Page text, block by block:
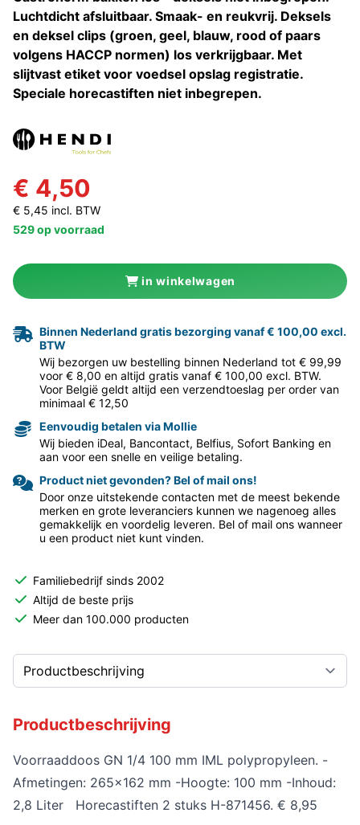
Luchtdicht afsluitbaar. Smaak- en reukvrij. Deksels
en deksel clips (groen, geel, blauw, rood of paars
volgens HACCP normen) los verkrijgbaar. Met
slijtvast etiket voor voedsel opslag registratie.
Speciale horecastiften niet inbegrepen.
€ 4,50
€ 5,45 incl. BTW
529 op voorraad
in winkelwagen
Binnen Nederland gratis bezorging vanaf € 100,00 excl.
BTW
Wij bezorgen uw bestelling binnen Nederland tot € 99,99
voor € 8,00 en altijd gratis vanaf € 100,00 excl. BTW.
Voor België geldt altijd een verzendtoeslag per order van
minimaal € 12,50
Eenvoudig betalen via Mollie
Wij bieden iDeal, Bancontact, Belfius, Sofort Banking en
aan voor een snelle en veilige betaling.
Product niet gevonden? Bel of mail ons!
Door onze uitstekende contacten met de meest bekende
merken en grote leveranciers kunnen we nagenoeg alles
gemakkelijk en voordelig leveren. Bel of mail ons wanneer
u een product niet kunt vinden.
Familiebedrijf sinds 2002
Altijd de beste prijs
Meer dan 100.000 producten
Productbeschrijving
Voorraaddoos GN 1/4 100 mm IML polypropyleen. -
Afmetingen: 265x162 mm -Hoogte: 100 mm -Inhoud:
2,8 Liter Horecastiften 2 stuks H-871456. € 8,95